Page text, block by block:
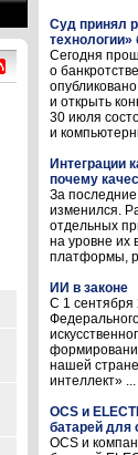
Суд принял
технологии»
Сегодня
о
и открыть
30 июля
и
Интеграции
почему
За
изменился.
отдельных
на уровне их
платформы,
ИИ в законе
С 1 сентября
нашей
интеллект» ...
OCS и
батарей для
OCS и